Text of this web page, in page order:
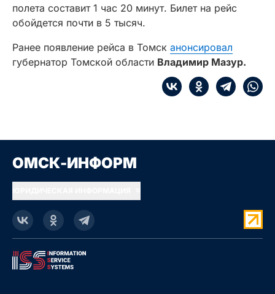
полета составит 1 час 20 минут. Билет на рейс
обойдется почти в 5 тысяч.
Ранее появление рейса в Томск анонсировал
губернатор Томской области Владимир Мазур.
ОМСК-ИНФОРМ